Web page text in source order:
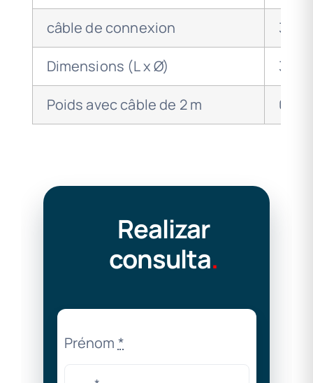
câble de connexion 3
Dimensions (L x Ø)
Poids avec câble de 2 m 0,8
Realizar
consulta.
Prénom *